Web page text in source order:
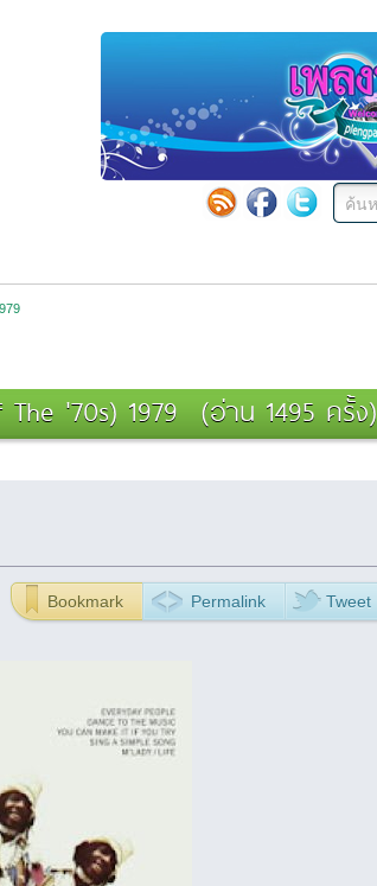
The '70s) 1979 (อ่าน 1495 ครั้ง)
Bookmark Permalink Tweet